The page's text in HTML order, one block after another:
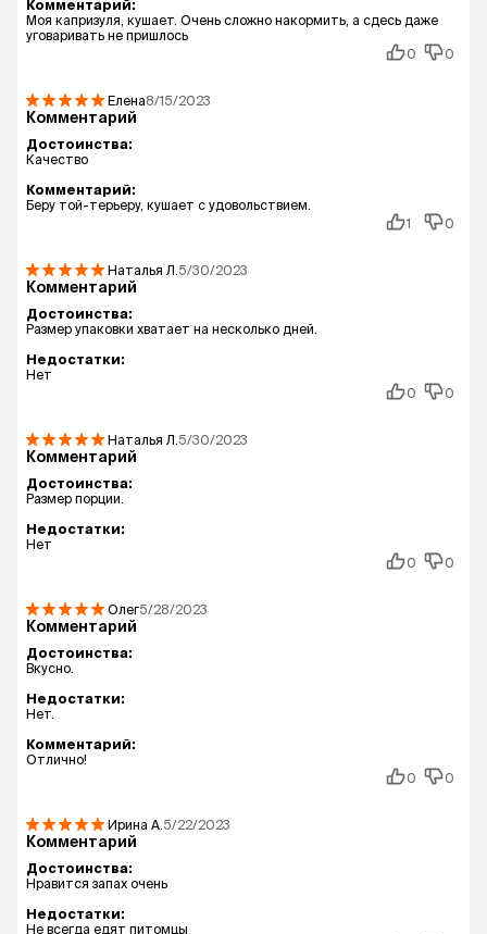
Комментарий:
Моя капризуля, кушает. Очень сложно накормить, а сдесь даже
уговаривать не пришлось
0
0
Елена8/15/2023
Комментарий
Достоинства:
Качество
Комментарий:
Беру той-терьеру, кушает с удовольствием.
1
0
Наталья Л. 5/30/2023
Комментарий
Достоинства:
Размер упаковки хватает на несколько дней.
Недостатки:
Нет
0
0
Наталья Л. 5/30/2023
Комментарий
Достоинства:
Размер порции.
Недостатки:
Нет
0
0
Олег5/28/2023
Комментарий
Достоинства:
Вкусно.
Недостатки:
Нет.
Комментарий:
Отлично!
0
0
Ирина А. 5/22/2023
Комментарий
Достоинства:
Нравится запах очень
Недостатки:
Не всегда едят питомцы